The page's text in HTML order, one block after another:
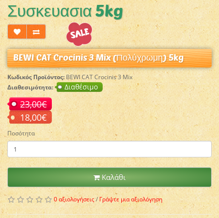
Συσκευασια 5kg
BEWI CAT Crocinis 3 Mix (Πολύχρωμη) 5kg
Κωδικός Προϊόντος:BEWI CAT Crocinis 3 Mix
Διαθεσιμότητα:
Διαθέσιμο
23,00€
18,00€
Ποσότητα
Καλάθι
0 αξιολογήσεις/Γράψτε μια αξιολόγηση